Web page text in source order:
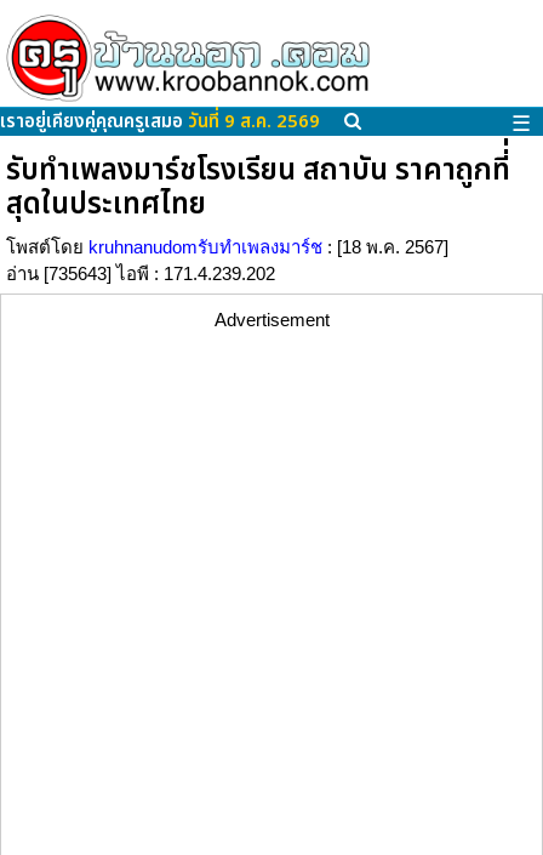
เราอยู่เคียงคู่คุณครูเสมอ วันที่ 9 ส.ค. 2569 ☰
รับทำเพลงมาร์ชโรงเรียน สถาบัน ราคาถูกที่่
สุดในประเทศไทย
โพสต์โดย kruhnanudomรับทำเพลงมาร์ช : [18 พ.ค. 2567]
อ่าน [735643] ไอพี : 171.4.239.202
Advertisement